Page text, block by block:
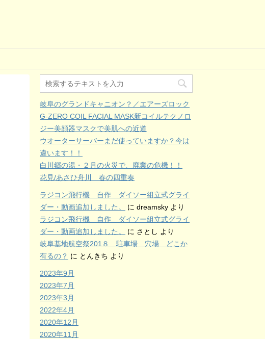
岐阜のグランドキャニオン？／エアーズロック
G-ZERO COIL FACIAL MASK新コイルテクノロ
ジー美顔器マスクで美肌への近道
ウオーターサーバーまだ使っていますか？今は
違います！！
白川郷の湯・２月の火災で、廃業の危機！！
花見/あさひ舟川 春の四重奏
ラジコン飛行機 自作 ダイソー組立式グライ
ダー・動画追加しました。
に dreamsky より
ラジコン飛行機 自作 ダイソー組立式グライ
ダー・動画追加しました。
に さとし より
岐阜基地航空祭201８ 駐車場 穴場 どこか
有るの？ に とんきち より
2023年9月
2023年7月
2023年3月
2022年4月
2020年12月
2020年11月